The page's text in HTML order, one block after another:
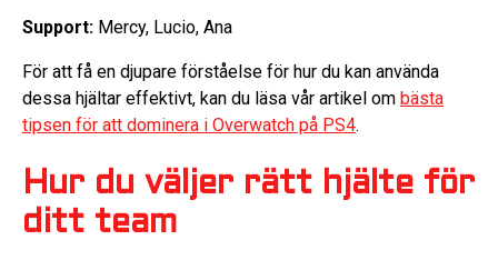
Support: Mercy, Lucio, Ana
För att få en djupare förståelse för hur du kan använda
dessa hjältar effektivt, kan du läsa vår artikel om bästa
tipsen för att dominera i Overwatch på PS4.
Hur du väljer rätt hjälte för
ditt team